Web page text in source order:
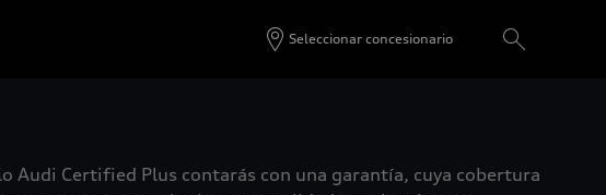
Seleccionar concesionario
Certified Plus contarás con una garantía, cuya cobertura